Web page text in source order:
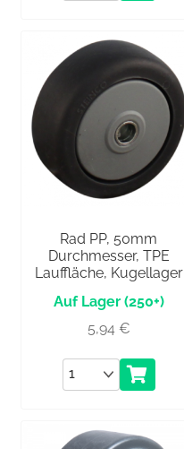
Rad PP, 50mm
Durchmesser, TPE
Lauffläche, Kugellager
(250+)
5,94 €
Anzahl